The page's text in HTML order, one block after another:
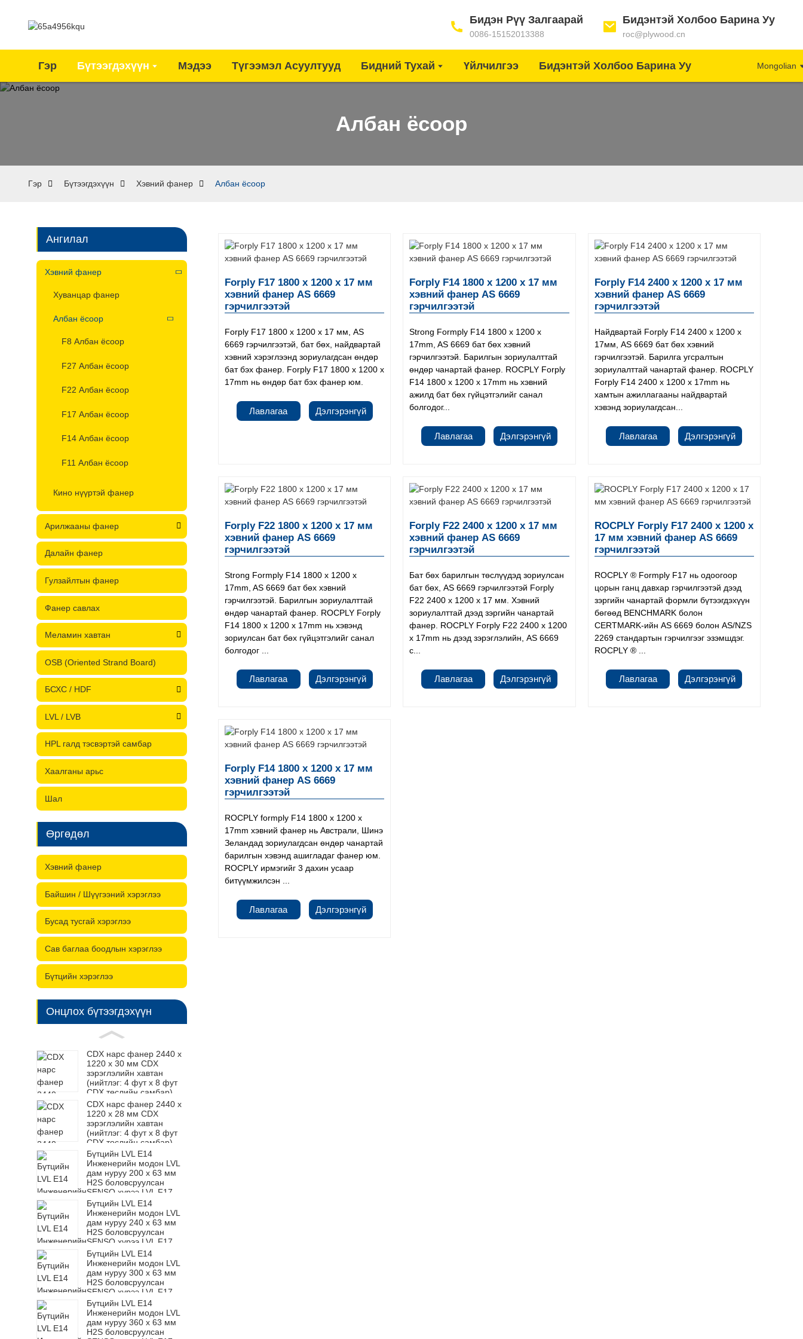
Бидэн Рүү Залгаарай
0086-15152013388
Бидэнтэй Холбоо Барина Уу
roc@plywood.cn
Гэр Бүтээгдэхүүн Мэдээ Түгээмэл Асуултууд Бидний Тухай Үйлчилгээ Бидэнтэй Холбоо Барина Уу Mongolian
Албан ёсоор
Гэр Бүтээгдэхүүн Хэвний фанер Албан ёсоор
Ангилал
Хэвний фанер
Хуванцар фанер
Албан ёсоор
F8 Албан ёсоор
F27 Албан ёсоор
F22 Албан ёсоор
F17 Албан ёсоор
F14 Албан ёсоор
F11 Албан ёсоор
Кино нүүртэй фанер
Арилжааны фанер
Далайн фанер
Гулзайлтын фанер
Фанер савлах
Меламин хавтан
OSB (Oriented Strand Board)
БСХС / HDF
LVL / LVB
HPL галд тэсвэртэй самбар
Хаалганы арьс
Шал
Өргөдөл
Хэвний фанер
Байшин / Шүүгээний хэрэглээ
Бусад тусгай хэрэглээ
Сав баглаа боодлын хэрэглээ
Бүтцийн хэрэглээ
Онцлох бүтээгдэхүүн
CDX нарс фанер 2440 x
1220 x 30 мм CDX
зэрэглэлийн хавтан
(нийтлэг: 4 фут x 8 фут
CDX төслийн самбар)
CDX нарс фанер 2440 x
1220 x 28 мм CDX
зэрэглэлийн хавтан
(нийтлэг: 4 фут x 8 фут
CDX төслийн самбар)
Бүтцийн LVL E14
Инженерийн модон LVL
дам нуруу 200 x 63 мм
H2S боловсруулсан
SENSO хүрээ LVL F17
Бүтцийн LVL E14
Инженерийн модон LVL
дам нуруу 240 x 63 мм
H2S боловсруулсан
SENSO хүрээ LVL F17
Бүтцийн LVL E14
Инженерийн модон LVL
дам нуруу 300 x 63 мм
H2S боловсруулсан
SENSO хүрээ LVL F17
Бүтцийн LVL E14
Инженерийн модон LVL
дам нуруу 360 x 63 мм
H2S боловсруулсан
Forply F17 1800 x 1200 x 17 мм
хэвний фанер AS 6669
гэрчилгээтэй
Forply F17 1800 x 1200 x 17 мм, AS
6669 гэрчилгээтэй, бат бөх, найдвартай
хэвний хэрэглээнд зориулагдсан өндөр
бат бэх фанер. Forply F17 1800 x 1200 x
17mm нь өндөр бат бэх фанер юм.
Лавлагаа Дэлгэрэнгүй
Forply F14 1800 x 1200 x 17 мм
хэвний фанер AS 6669
гэрчилгээтэй
Strong Formply F14 1800 x 1200 x
17mm, AS 6669 бат бөх хэвний
гэрчилгээтэй. Барилгын зориулалттай
өндөр чанартай фанер. ROCPLY Forply
F14 1800 x 1200 x 17mm нь хэвний
ажилд бат бөх гүйцэтгэлийг санал
болгодог...
Лавлагаа Дэлгэрэнгүй
Forply F14 2400 x 1200 x 17 мм
хэвний фанер AS 6669
гэрчилгээтэй
Найдвартай Forply F14 2400 x 1200 x
17мм, AS 6669 бат бөх хэвний
гэрчилгээтэй. Барилга угсралтын
зориулалттай чанартай фанер. ROCPLY
Forply F14 2400 x 1200 x 17mm нь
хамтын ажиллагааны найдвартай
хэвэнд зориулагдсан...
Лавлагаа Дэлгэрэнгүй
Forply F22 1800 x 1200 x 17 мм
хэвний фанер AS 6669
гэрчилгээтэй
Strong Formply F14 1800 x 1200 x
17mm, AS 6669 бат бөх хэвний
гэрчилгээтэй. Барилгын зориулалттай
өндөр чанартай фанер. ROCPLY Forply
F14 1800 x 1200 x 17mm нь хэвэнд
зориулсан бат бөх гүйцэтгэлийг санал
болгодог ...
Лавлагаа Дэлгэрэнгүй
Forply F22 2400 x 1200 x 17 мм
хэвний фанер AS 6669
гэрчилгээтэй
Бат бөх барилгын төслүүдэд зориулсан
бат бөх, AS 6669 гэрчилгээтэй Forply
F22 2400 x 1200 x 17 мм. Хэвний
зориулалттай дээд зэргийн чанартай
фанер. ROCPLY Forply F22 2400 x 1200
x 17mm нь дээд зэрэглэлийн, AS 6669
c...
Лавлагаа Дэлгэрэнгүй
ROCPLY Forply F17 2400 x 1200 x
17 мм хэвний фанер AS 6669
гэрчилгээтэй
ROCPLY ® Formply F17 нь одоогоор
цорын ганц давхар гэрчилгээтэй дээд
зэргийн чанартай формли бүтээгдэхүүн
бөгөөд BENCHMARK болон
CERTMARK-ийн AS 6669 болон AS/NZS
2269 стандартын гэрчилгээг эзэмшдэг.
ROCPLY ® ...
Лавлагаа Дэлгэрэнгүй
Forply F14 1800 x 1200 x 17 мм
хэвний фанер AS 6669
гэрчилгээтэй
ROCPLY formply F14 1800 x 1200 x
17mm хэвний фанер нь Австрали, Шинэ
Зеландад зориулагдсан өндөр чанартай
барилгын хэвэнд ашигладаг фанер юм.
ROCPLY ирмэгийг 3 дахин усаар
битүүмжилсэн ...
Лавлагаа Дэлгэрэнгүй